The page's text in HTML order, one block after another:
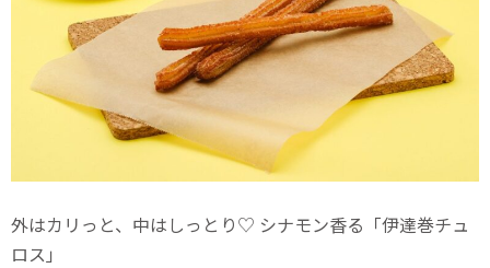
外はカリっと、中はしっとり♡ シナモン香る「伊達巻チュ
ロス」